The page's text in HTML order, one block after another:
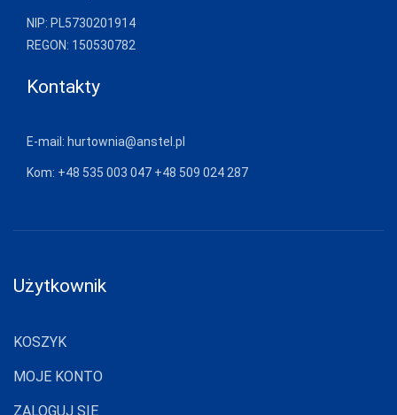
NIP: PL5730201914
REGON: 150530782
Kontakty
E-mail: hurtownia@anstel.pl
Kom: +48 535 003 047 +48 509 024 287
Użytkownik
KOSZYK
MOJE KONTO
ZALOGUJ SIĘ